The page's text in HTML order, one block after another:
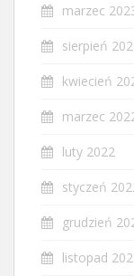
marzec
sierpień
kwiecień
marzec
luty 2022
styczeń
grudzień
listopad